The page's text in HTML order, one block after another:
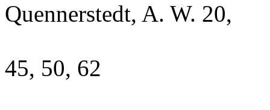
Quennerstedt, A. W. 20,
45, 50, 62